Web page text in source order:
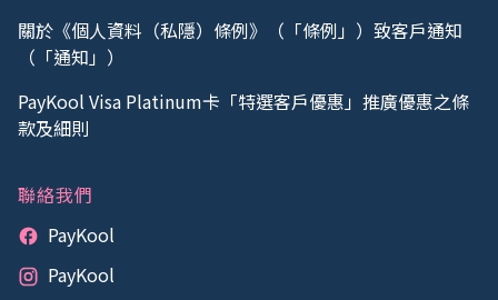
關於《個人資料（私隱）條例》（「條例」）致客戶通知
（「通知」）
PayKool Visa Platinum卡「特選客戶優惠」推廣優惠之條
款及細則
聯絡我們
PayKool
PayKool